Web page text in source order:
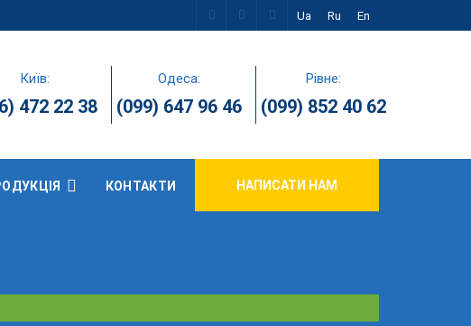
Ua Ru En
Київ:
472 22 38
Одеса:
(099) 647 96 46
Рівне:
(099) 852 40 62
КОНТАКТИ НАПИСАТИ НАМ